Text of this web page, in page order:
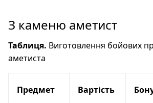
З каменю аметист
Таблиця. Виготовлення бойових
аметиста
Предмет Вартість